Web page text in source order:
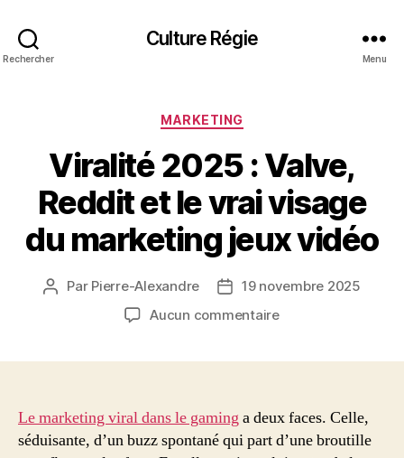
Rechercher
Culture Régie
Menu
Catégories
MARKETING
Viralité 2025 : Valve,
Reddit et le vrai visage
du marketing jeux vidéo
Auteur
Par Pierre-Alexandre
Date19 novembre 2025
Aucun commentairesur
Reddit
et
Le marketing viral dans le gaming a deux faces. Celle,
séduisante, d’un buzz spontané qui part d’une broutille